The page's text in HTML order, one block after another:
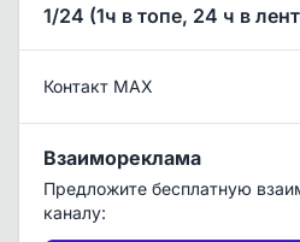
1/24 (1ч в топе, 24 ч в
Контакт MAX
Взаимореклама
Предложите бесплатную
каналу: